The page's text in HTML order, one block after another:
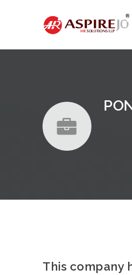
This company